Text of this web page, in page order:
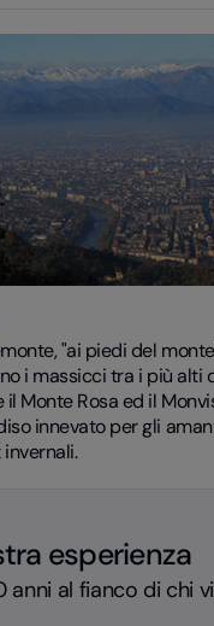
"ai piedi del
i massicci tra i più alti
il Monte Rosa ed il
innevato per gli
esperienza
al fianco di chi